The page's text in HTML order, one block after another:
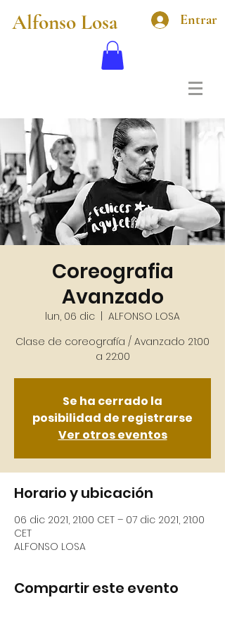
Alfonso Losa Entrar
Coreografia
Avanzado
lun, 06 dic
  |
ALFONSO LOSA
Clase de coreografía / Avanzado 21:00
Se ha cerrado la
posibilidad de registrarse
Ver otros eventos
Horario y ubicación
06 dic 2021, 21:00 CET – 07 dic 2021, 21:00
CET
ALFONSO LOSA
Compartir este evento